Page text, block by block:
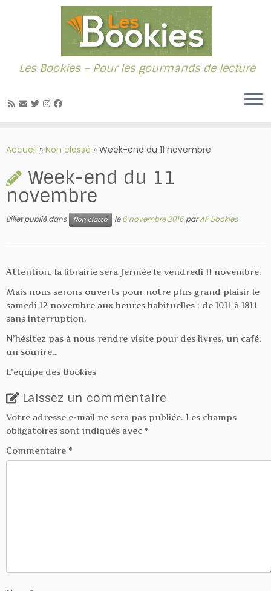
au
Les Bookies – Pour les gourmands de lecture
Accueil » Non classé » Week-end du 11 novembre
Week-end du 11
novembre
Billet publié dans Non classé le6 novembre 2016parAP Bookies
Attention, la librairie sera fermée le vendredi 11 novembre.
Mais nous serons ouverts pour notre plus grand plaisir le
samedi 12 novembre aux heures habituelles : de 10H à 18H
sans interruption.
N’hésitez pas à nous rendre visite pour des livres, un café,
un sourire…
L’équipe des Bookies
Laissez un commentaire
Votre adresse e-mail ne sera pas publiée. Les champs
obligatoires sont indiqués avec *
Commentaire *